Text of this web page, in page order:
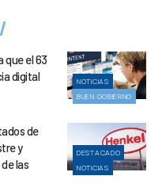
NOTICIAS
BUEN GOBIERNO
que el 63
digital
DESTACADO
NOTICIAS
de
y
las